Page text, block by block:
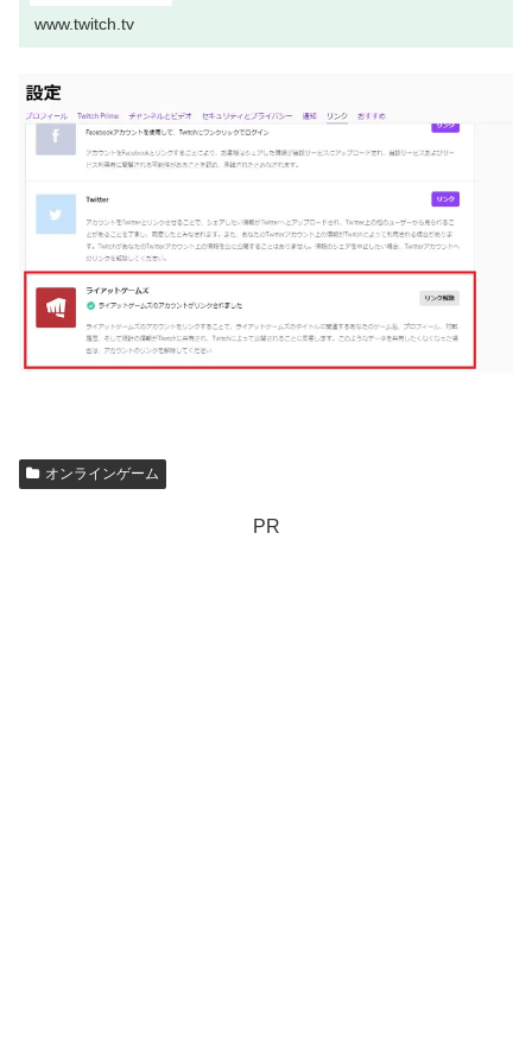
www.twitch.tv
オンラインゲーム
PR